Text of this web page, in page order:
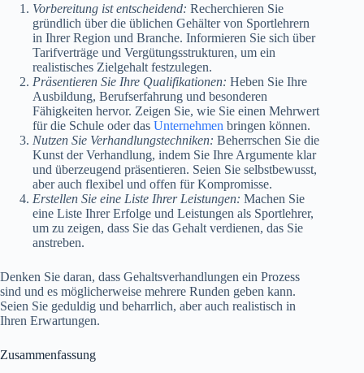
Vorbereitung ist entscheidend: Recherchieren Sie
gründlich über die üblichen Gehälter von Sportlehrern
in Ihrer Region und Branche. Informieren Sie sich über
Tarifverträge und Vergütungsstrukturen, um ein
realistisches Zielgehalt festzulegen.
Präsentieren Sie Ihre Qualifikationen: Heben Sie Ihre
Ausbildung, Berufserfahrung und besonderen
Fähigkeiten hervor. Zeigen Sie, wie Sie einen Mehrwert
für die Schule oder das Unternehmen bringen können.
Nutzen Sie Verhandlungstechniken: Beherrschen Sie die
Kunst der Verhandlung, indem Sie Ihre Argumente klar
und überzeugend präsentieren. Seien Sie selbstbewusst,
aber auch flexibel und offen für Kompromisse.
Erstellen Sie eine Liste Ihrer Leistungen: Machen Sie
eine Liste Ihrer Erfolge und Leistungen als Sportlehrer,
um zu zeigen, dass Sie das Gehalt verdienen, das Sie
anstreben.
Denken Sie daran, dass Gehaltsverhandlungen ein Prozess
sind und es möglicherweise mehrere Runden geben kann.
Seien Sie geduldig und beharrlich, aber auch realistisch in
Ihren Erwartungen.
Zusammenfassung